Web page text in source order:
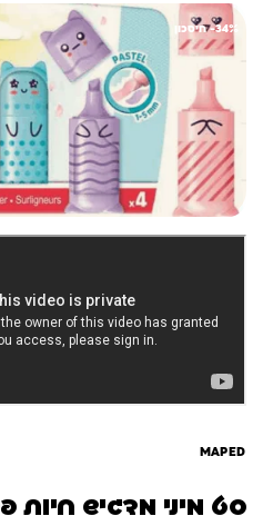
34%- חיסכון
MAPED
סט מיני מדגיש